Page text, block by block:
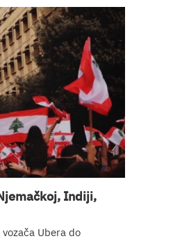
Indiji,
Ubera do